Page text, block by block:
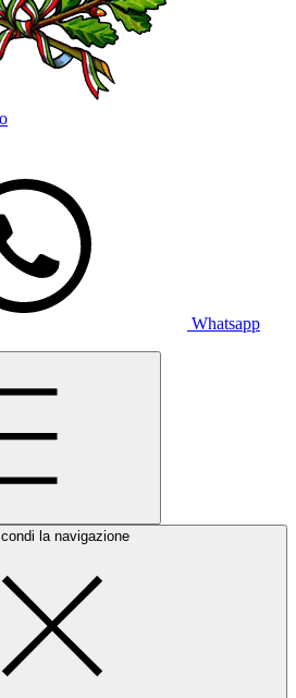
Whatsapp
la navigazione